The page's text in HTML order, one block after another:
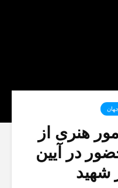
هنری از
در آیین
شهید